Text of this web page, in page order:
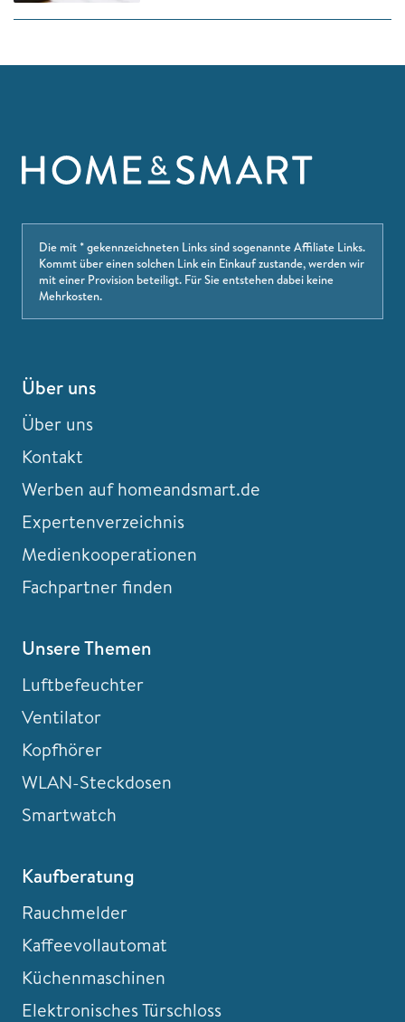
Die mit * gekennzeichneten Links sind sogenannte Affiliate Links.
Kommt über einen solchen Link ein Einkauf zustande, werden wir
mit einer Provision beteiligt. Für Sie entstehen dabei keine
Mehrkosten.
Über uns
Über uns
Kontakt
Werben auf homeandsmart.de
Expertenverzeichnis
Medienkooperationen
Fachpartner finden
Unsere Themen
Luftbefeuchter
Ventilator
Kopfhörer
WLAN-Steckdosen
Smartwatch
Kaufberatung
Rauchmelder
Kaffeevollautomat
Küchenmaschinen
Elektronisches Türschloss